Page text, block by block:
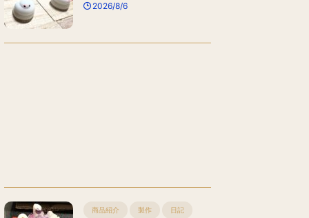
2026/8/6
商品紹介 製作 日記